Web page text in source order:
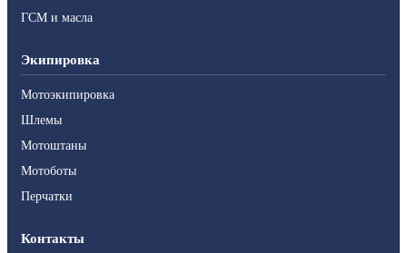
ГСМ и масла
Экипировка
Мотоэкипировка
Шлемы
Мотоштаны
Мотоботы
Перчатки
Контакты